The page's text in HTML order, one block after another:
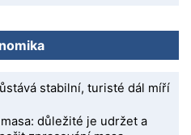
stabilní, turisté dál míří
důležité je udržet a